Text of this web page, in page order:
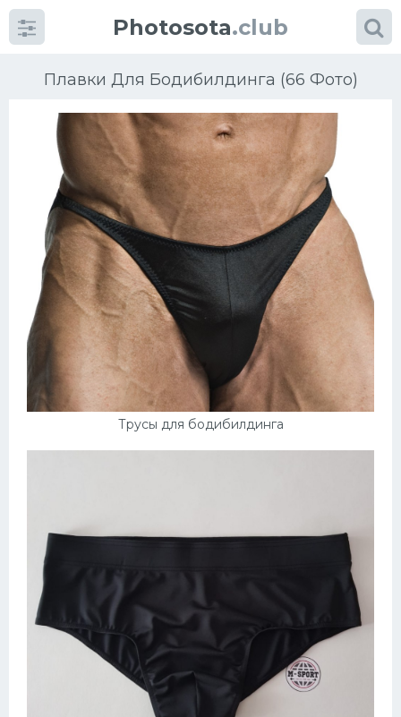
Photosota.club
Плавки Для Бодибилдинга (66 Фото)
Трусы для бодибилдинга
КатегорииФото
Еще картинки...
Футбол
Баскетбол
Велогонки
Конькобежный спорт